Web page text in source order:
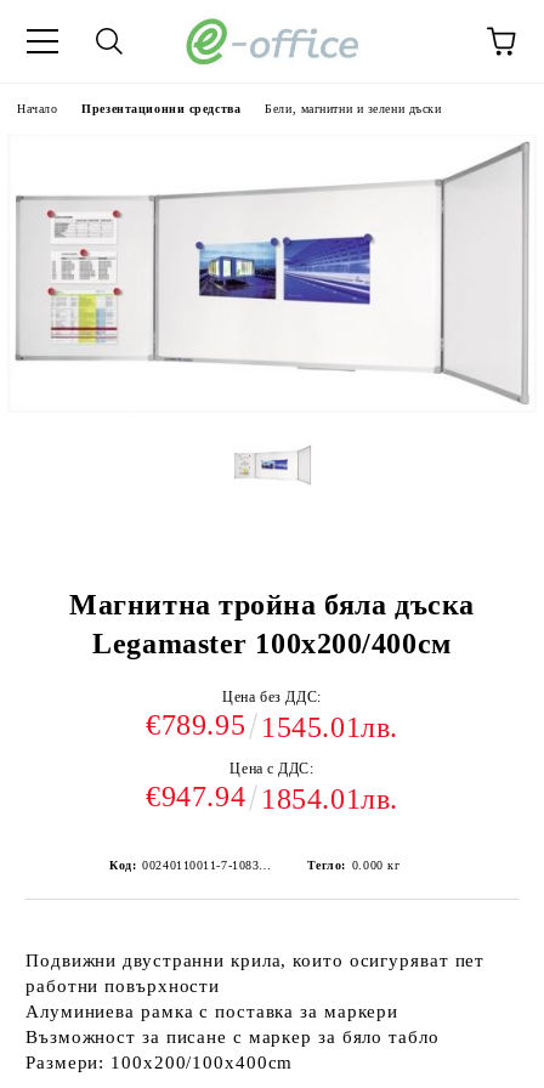
Начало Презентационни средства Бели, магнитни и зелени дъски
Магнитна тройна бяла дъска
Legamaster 100x200/400см
Цена без ДДС:
€789.95 1545.01лв.
Цена с ДДС:
€947.94 1854.01лв.
Код: 00240110011-7-108364 Тегло: 0.000 кг
Подвижни двустранни крила, които осигуряват пет
работни повърхности
Алуминиева рамка с поставка за маркери
Възможност за писане с маркер за бяло табло
Размери: 100x200/100x400cm